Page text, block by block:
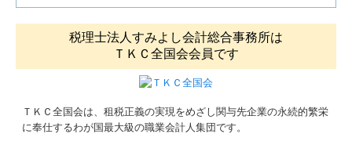
税理士法人すみよし会計総合事務所は
ＴＫＣ全国会会員です
ＴＫＣ全国会は、租税正義の実現をめざし関与先企業の永続的繁栄
に奉仕するわが国最大級の職業会計人集団です。